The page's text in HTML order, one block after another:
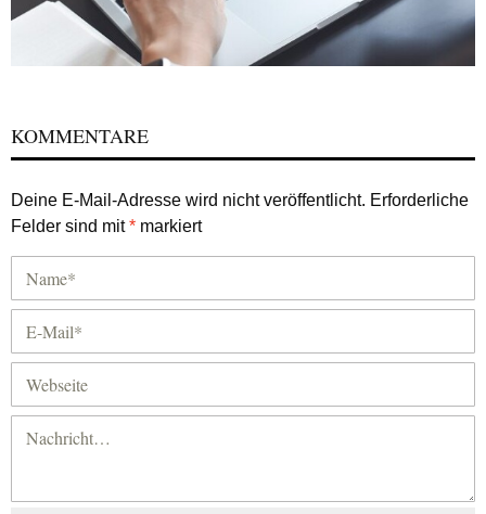
KOMMENTARE
Deine E-Mail-Adresse wird nicht veröffentlicht. Erforderliche
Felder sind mit* markiert